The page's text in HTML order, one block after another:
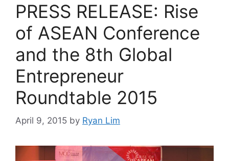
PRESS RELEASE: Rise
of ASEAN Conference
and the 8th Global
Entrepreneur
Roundtable 2015
April 9, 2015 by Ryan Lim